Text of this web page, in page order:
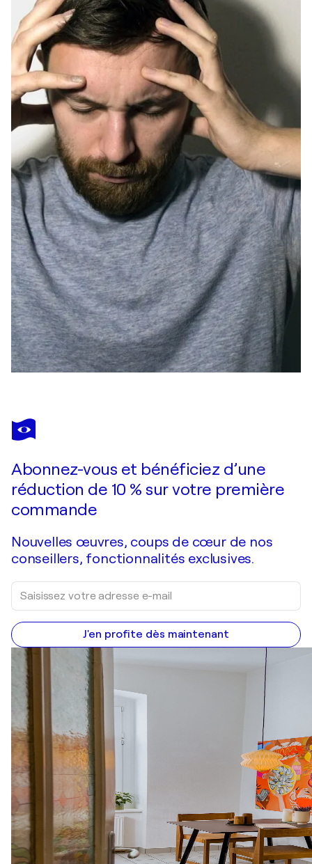
Abonnez-vous et bénéficiez d’une
réduction de 10 % sur votre première
commande
Nouvelles œuvres, coups de cœur de nos
conseillers, fonctionnalités exclusives.
J'en profite dès maintenant